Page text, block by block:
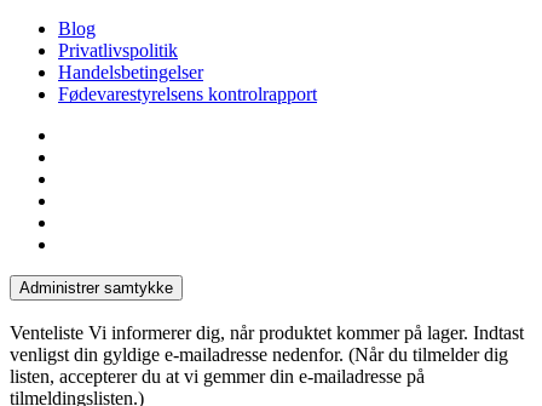
Blog
Privatlivspolitik
Handelsbetingelser
Fødevarestyrelsens kontrolrapport
Administrer samtykke
Venteliste Vi informerer dig, når produktet kommer på lager. Indtast
venligst din gyldige e-mailadresse nedenfor. (Når du tilmelder dig
listen, accepterer du at vi gemmer din e-mailadresse på
tilmeldingslisten.)